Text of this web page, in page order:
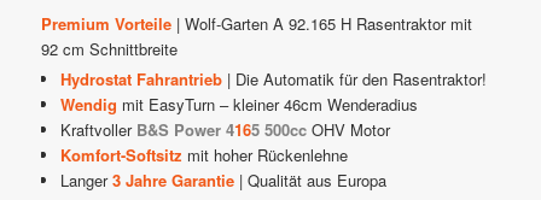
Premium Vorteile| Wolf-Garten A 92.165 H Rasentraktor mit
92 cm Schnittbreite
Hydrostat Fahrantrieb | Die Automatik für den Rasentraktor!
Wendig mit EasyTurn – kleiner 46cm Wenderadius
Kraftvoller B&S Power 4165 500cc OHV Motor
Komfort-Softsitz mit hoher Rückenlehne
Langer3 Jahre Garantie | Qualität aus Europa